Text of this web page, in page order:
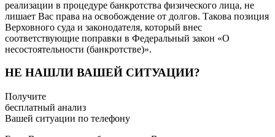
реализации в процедуре банкротства физического лица, не
лишает Вас права на освобождение от долгов. Такова позиция
Верховного суда и законодателя, который внес
соответствующие поправки в Федеральный закон «О
несостоятельности (банкротстве)».
НЕ НАШЛИ ВАШЕЙ СИТУАЦИИ?
Получите
бесплатный анализ
Вашей ситуации по телефону